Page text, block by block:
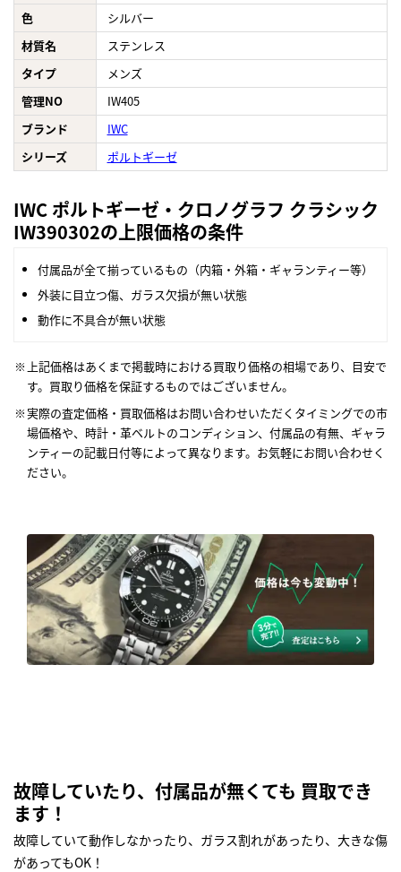
色
シルバー
材質名
ステンレス
タイプ
メンズ
管理NO
IW405
ブランド
IWC
シリーズ
ポルトギーゼ
IWC ポルトギーゼ・クロノグラフ クラシック
IW390302の上限価格の条件
付属品が全て揃っているもの（内箱・外箱・ギャランティー等）
外装に目立つ傷、ガラス欠損が無い状態
動作に不具合が無い状態
上記価格はあくまで掲載時における買取り価格の相場であり、目安で
す。買取り価格を保証するものではございません。
実際の査定価格・買取価格はお問い合わせいただくタイミングでの市
場価格や、時計・革ベルトのコンディション、付属品の有無、ギャラ
ンティーの記載日付等によって異なります。お気軽にお問い合わせく
ださい。
故障していたり、付属品が無くても 買取でき
ます！
故障していて動作しなかったり、ガラス割れがあったり、大きな傷
があってもOK！